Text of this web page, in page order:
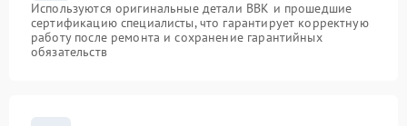
Используются оригинальные детали BBK и прошедшие
сертификацию специалисты, что гарантирует корректную
работу после ремонта и сохранение гарантийных
обязательств